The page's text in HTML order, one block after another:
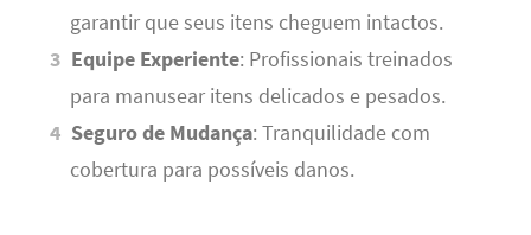
garantir que seus itens cheguem intactos.
Equipe Experiente: Profissionais treinados
para manusear itens delicados e pesados.
Seguro de Mudança: Tranquilidade com
cobertura para possíveis danos.